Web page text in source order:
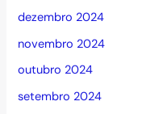
dezembro 2024
novembro 2024
outubro 2024
setembro 2024